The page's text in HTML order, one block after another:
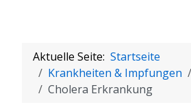
Aktuelle Seite: Startseite
Krankheiten & Impfungen
Cholera Erkrankung